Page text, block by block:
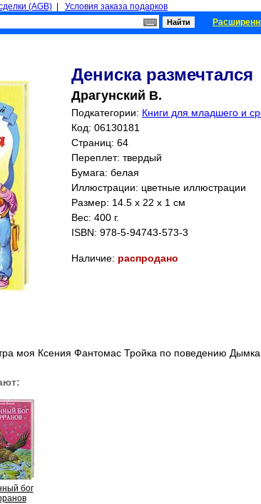
(AGB) Условия заказа подарков
Дениска размечтался
Драгунский В.
Подкатегории: Книги для младшего и
Код: 06130181
Страниц: 64
Переплет: твердый
Бумага: белая
Иллюстрации: цветные иллюстрации
Размер: 14.5 x 22 x 1 см
Вес: 400 г.
ISBN: 978-5-94743-573-3
Наличие: распродано
моя Ксения Фантомас Тройка по поведению Дымка
бог